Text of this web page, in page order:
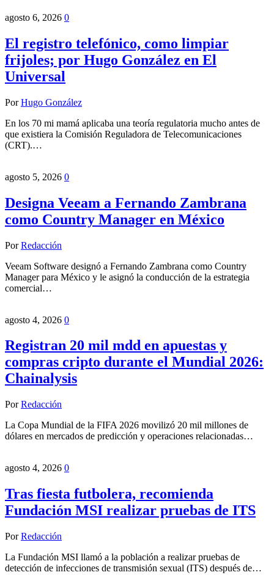
agosto 6, 2026 0
El registro telefónico, como limpiar
frijoles; por Hugo González en El
Universal
Por Hugo González
En los 70 mi mamá aplicaba una teoría regulatoria mucho antes de
que existiera la Comisión Reguladora de Telecomunicaciones
(CRT).…
agosto 5, 2026 0
Designa Veeam a Fernando Zambrana
como Country Manager en México
Por Redacción
Veeam Software designó a Fernando Zambrana como Country
Manager para México y le asignó la conducción de la estrategia
comercial…
agosto 4, 2026 0
Registran 20 mil mdd en apuestas y
compras cripto durante el Mundial 2026:
Chainalysis
Por Redacción
La Copa Mundial de la FIFA 2026 movilizó 20 mil millones de
dólares en mercados de predicción y operaciones relacionadas…
agosto 4, 2026 0
Tras fiesta futbolera, recomienda
Fundación MSI realizar pruebas de ITS
Por Redacción
La Fundación MSI llamó a la población a realizar pruebas de
detección de infecciones de transmisión sexual (ITS) después de…